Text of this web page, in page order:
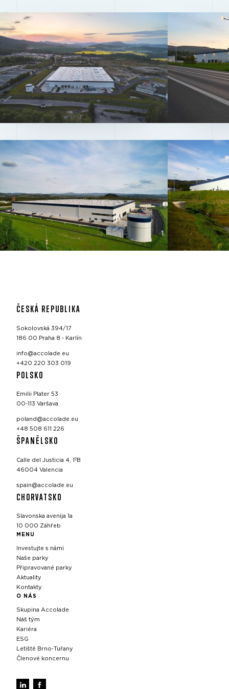
ČESKÁ REPUBLIKA
Sokolovská 394/17
186 00 Praha 8 - Karlín
info@accolade.eu
+420 220 303 019
POLSKO
Emilii Plater 53
00-113 Varšava
poland@accolade.eu
+48 508 611 226
ŠPANĚLSKO
Calle del Justicia 4, 1ºB
46004 Valencia
spain@accolade.eu
CHORVATSKO
Slavonska avenija 1a
10 000 Záhřeb
MENU
Investujte s námi
Naše parky
Připravované parky
Aktuality
Kontakty
O NÁS
Skupina Accolade
Náš tým
Kariéra
ESG
Letiště Brno‑Tuřany
Členové koncernu